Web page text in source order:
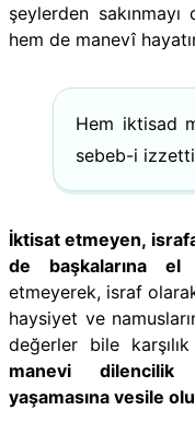
şeylerden
hem de manevî
Hem iktisad
sebeb-i
İktisat etmeyen,
de başkalarına
etmeyerek, israf
haysiyet ve
değerler bile
manevi dilencilik
yaşamasına vesile